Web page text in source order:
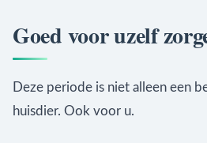
Goed voor uzelf
Deze periode is niet alleen een
huisdier. Ook voor u.